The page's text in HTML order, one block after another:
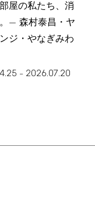
屋の私たち、消
— 森村泰昌・ヤ
ジ・やなぎみわ
– 2026.07.20